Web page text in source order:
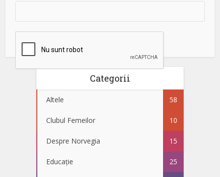
Categorii
Altele 58
Clubul Femeilor 10
Despre Norvegia 15
Educație 25